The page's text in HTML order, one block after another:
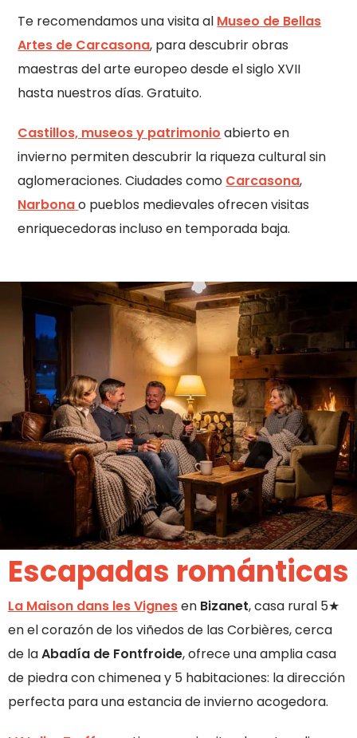
Te recomendamos una visita al Museo de Bellas
Artes de Carcasona, para descubrir obras
maestras del arte europeo desde el siglo XVII
hasta nuestros días. Gratuito.
Castillos, museos y patrimonio abierto en
invierno permiten descubrir la riqueza cultural sin
aglomeraciones. Ciudades como Carcasona,
Narbonao pueblos medievales ofrecen visitas
enriquecedoras incluso en temporada baja.
Escapadas románticas
La Maison dans les Vignesen Bizanet, casa rural 5★
en el corazón de los viñedos de las Corbières, cerca
de laAbadía de Fontfroide, ofrece una amplia casa
de piedra con chimenea y 5 habitaciones: la dirección
perfecta para una estancia de invierno acogedora.